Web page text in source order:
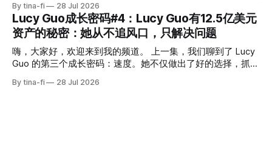
爱，不如先找到自己真正擅长的事情。 因为擅长的事，更容
易积累优势，创造价值，也更容易成功和拥有选择自己人生的
自由，此时可以用做擅长的事所赚的钱去支持自己的爱好。比
如，她喜欢音乐，她就用创建scale ai所赚的钱，去参加各大
音乐节，享受热爱的音乐。 1.
某个行业热门才进入，而是在不断寻找真实存在的问题，并想
办法解决它们。也正因为她不断创造价值，最终获得了价值
12.5亿美金的资产。 但是，创造财富只是第一步。 现实中，
很多人知道如何赚钱，却不知道如何管理财富：有些人在财富
增加之后，开始追求更高的消费；有些人虽然赚到了钱，却没
有让资产继续增长。而 Lucy Guo 身上值得学习的地方，不只
是她如何创造财富，还有她如何理解金钱。 今天，我们就来
By tina-fi 28 Jul 2026
Lucy Guo成长密码#4：Lucy Guo有12.5亿美元
资产的秘密：她从不追风口，只解决问题
嗨，大家好，欢迎来到我的频道。 上一集，我们聊到了 Lucy
Guo 的第三个成长密码：速度。她不仅做出了好的选择，抓住
本身并不是成功的终点。因为一个人即使抓住机会，快速行
By tina-fi 28 Jul 2026